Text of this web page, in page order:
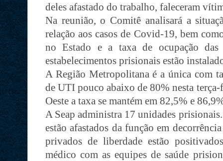
deles afastado do trabalho, faleceram
Na reunião, o Comitê analisará a
relação aos casos de Covid-19, bem
no Estado e a taxa de ocupação
estabelecimentos prisionais estão
A Região Metropolitana é a única com
de UTI pouco abaixo de 80% nesta
Oeste a taxa se mantém em 82,5% e
A Seap administra 17 unidades
estão afastados da função em
privados de liberdade estão
médico com as equipes de saúde